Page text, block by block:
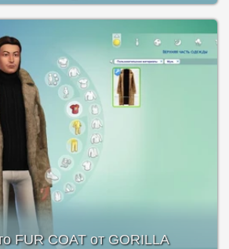
FUR COAT от GORILLA